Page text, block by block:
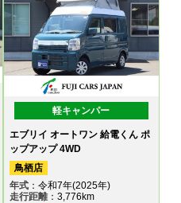
軽キャンパー
エブリイ オートワン 給電くん ポ
ップアップ 4WD
鳥栖店
年式：令和7年(2025年)
走行距離：3,776km